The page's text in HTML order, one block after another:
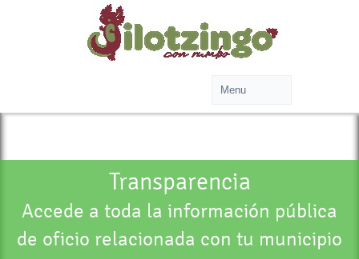
Transparencia
Accede a toda la información pública
de oficio relacionada con tu municipio